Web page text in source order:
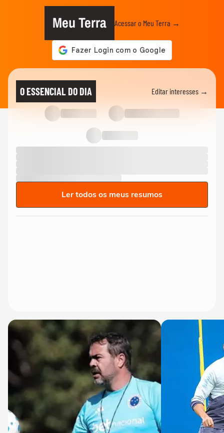
Meu Terra Acessar o Meu Terra →
O ESSENCIAL DO DIA Editar interesses →
Ler todos os meus resumos